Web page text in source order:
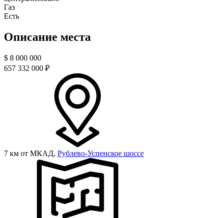
Газ
Есть
Описание места
$ 8 000 000
657 332 000 ₽
7 км от МКАД, Рублево-Успенское шоссе